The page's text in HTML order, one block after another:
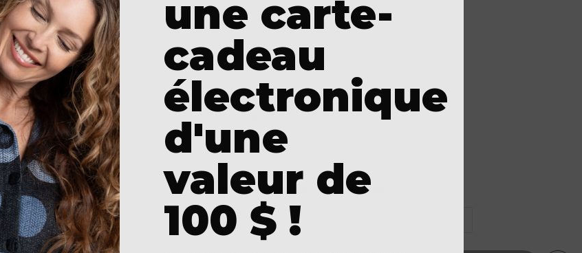
Largeur d'entrejambe : 8 1/2
Modèle à enfiler
Prise en charge de l'abdomen
Lavage en machine à froid ; sécher à l'air libre
Style : 1240-1068
COULEUR : MULTI - 95
TAILLE :CHOISISSEZ UNE OPTION
2 6
une carte-
cadeau
électronique
d'une
valeur de
100 $ !